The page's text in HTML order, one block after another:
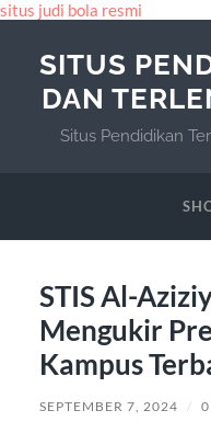
situs judi bola resmi
SITUS
DAN
Situs Pendidikan
STIS Al-
Mengukir
Kampus
SEPTEMBER 7, 2024 /